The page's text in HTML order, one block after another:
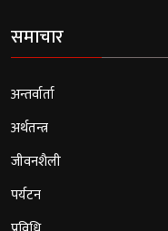
समाचार
अन्तर्वार्ता
अर्थतन्त्र
जीवनशैली
पर्यटन